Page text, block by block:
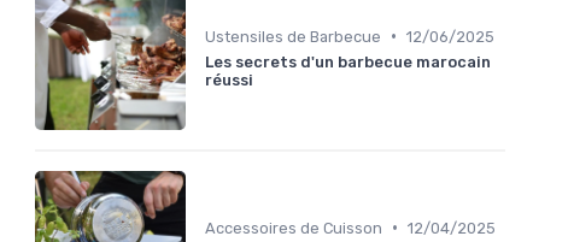
Ustensiles de Barbecue • 12/06/2025
Les secrets d'un barbecue marocain
réussi
Accessoires de Cuisson • 12/04/2025